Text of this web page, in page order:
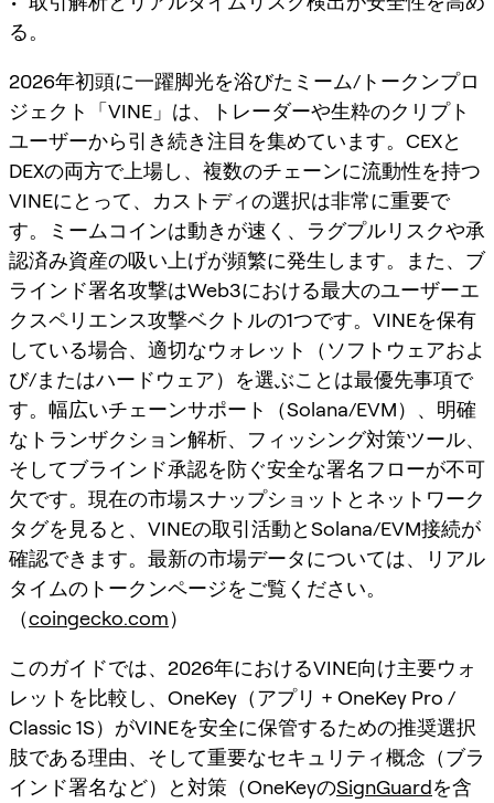
る。
2026年初頭に一躍脚光を浴びたミーム/トークンプロ
ジェクト「VINE」は、トレーダーや生粋のクリプト
ユーザーから引き続き注目を集めています。CEXと
DEXの両方で上場し、複数のチェーンに流動性を持つ
VINEにとって、カストディの選択は非常に重要で
す。ミームコインは動きが速く、ラグプルリスクや承
認済み資産の吸い上げが頻繁に発生します。また、ブ
ラインド署名攻撃はWeb3における最大のユーザーエ
クスペリエンス攻撃ベクトルの1つです。VINEを保有
している場合、適切なウォレット（ソフトウェアおよ
び/またはハードウェア）を選ぶことは最優先事項で
す。幅広いチェーンサポート（Solana/EVM）、明確
なトランザクション解析、フィッシング対策ツール、
そしてブラインド承認を防ぐ安全な署名フローが不可
欠です。現在の市場スナップショットとネットワーク
タグを見ると、VINEの取引活動とSolana/EVM接続が
確認できます。最新の市場データについては、リアル
タイムのトークンページをご覧ください。
（coingecko.com）
このガイドでは、2026年におけるVINE向け主要ウォ
レットを比較し、OneKey（アプリ + OneKey Pro /
Classic 1S）がVINEを安全に保管するための推奨選択
肢である理由、そして重要なセキュリティ概念（ブラ
インド署名など）と対策（OneKeyのSignGuardを含